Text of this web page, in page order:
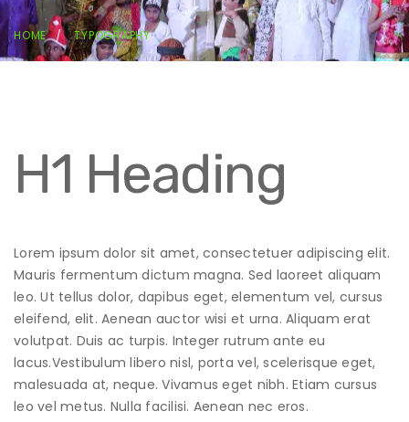
HOME TYPOGRAPHY
H1 Heading
Lorem ipsum dolor sit amet, consectetuer adipiscing elit.
Mauris fermentum dictum magna. Sed laoreet aliquam
leo. Ut tellus dolor, dapibus eget, elementum vel, cursus
eleifend, elit. Aenean auctor wisi et urna. Aliquam erat
volutpat. Duis ac turpis. Integer rutrum ante eu
lacus.Vestibulum libero nisl, porta vel, scelerisque eget,
malesuada at, neque. Vivamus eget nibh. Etiam cursus
leo vel metus. Nulla facilisi. Aenean nec eros.